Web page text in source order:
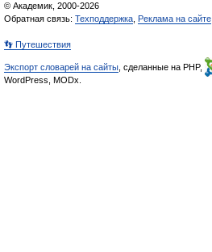
© Академик, 2000-2026
Обратная связь: Техподдержка Реклама на сайте
👣 Путешествия
Экспорт словарей на сайты , сделанные на PHP,
WordPress, MODx.